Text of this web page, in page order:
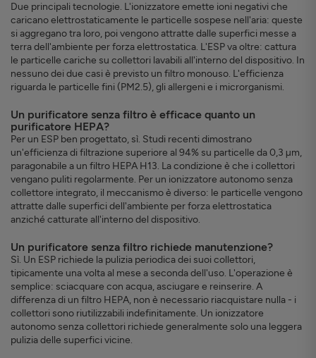
Due principali tecnologie. L'ionizzatore emette ioni negativi che
caricano elettrostaticamente le particelle sospese nell'aria: queste
si aggregano tra loro, poi vengono attratte dalle superfici messe a
terra dell'ambiente per forza elettrostatica. L'ESP va oltre: cattura
le particelle cariche su collettori lavabili all'interno del dispositivo. In
nessuno dei due casi è previsto un filtro monouso. L'efficienza
riguarda le particelle fini (PM2.5), gli allergeni e i microrganismi.
Un purificatore senza filtro è efficace quanto un
purificatore HEPA?
Per un ESP ben progettato, sì. Studi recenti dimostrano
un'efficienza di filtrazione superiore al 94% su particelle da 0,3 µm,
paragonabile a un filtro HEPA H13. La condizione è che i collettori
vengano puliti regolarmente. Per un ionizzatore autonomo senza
collettore integrato, il meccanismo è diverso: le particelle vengono
attratte dalle superfici dell'ambiente per forza elettrostatica
anziché catturate all'interno del dispositivo.
Un purificatore senza filtro richiede manutenzione?
Sì. Un ESP richiede la pulizia periodica dei suoi collettori,
tipicamente una volta al mese a seconda dell'uso. L'operazione è
semplice: sciacquare con acqua, asciugare e reinserire. A
differenza di un filtro HEPA, non è necessario riacquistare nulla - i
collettori sono riutilizzabili indefinitamente. Un ionizzatore
autonomo senza collettori richiede generalmente solo una leggera
pulizia delle superfici vicine.